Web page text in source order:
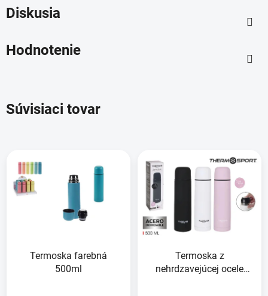
Diskusia
Hodnotenie
Súvisiaci tovar
Termoska farebná
500ml
Termoska z
nehrdzavejúcej ocele